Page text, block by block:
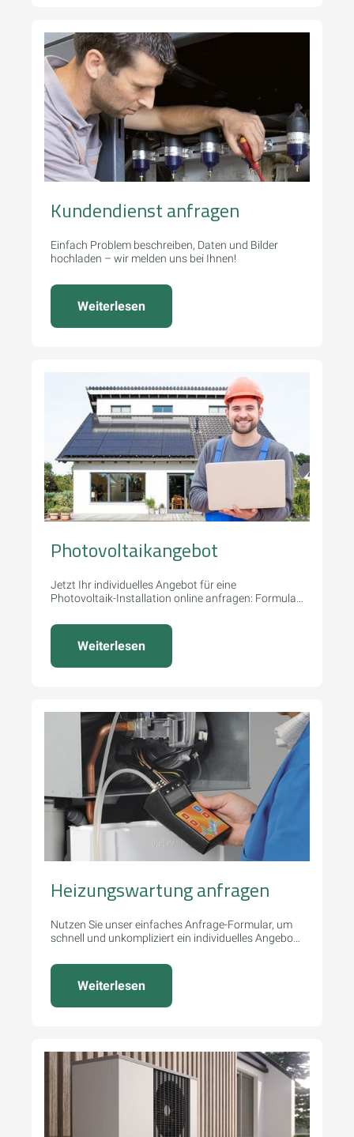
Kundendienst anfragen
Einfach Problem beschreiben, Daten und Bilder
hochladen – wir melden uns bei Ihnen!
Weiterlesen
Photovoltaikangebot
Jetzt Ihr individuelles Angebot für eine
Photovoltaik-Installation online anfragen: Formular
Weiterlesen
Heizungswartung anfragen
Nutzen Sie unser einfaches Anfrage-Formular, um
schnell und unkompliziert ein individuelles Angebot
Weiterlesen